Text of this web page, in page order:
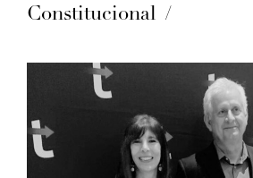
Constitucional